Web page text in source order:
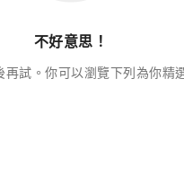
不好意思！
試。你可以瀏覽下列為你精